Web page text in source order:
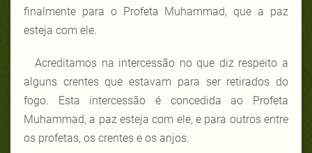
finalmente para o Profeta Muhammad, que a paz
esteja com ele.
Acreditamos na intercessão no que diz respeito a
alguns crentes que estavam para ser retirados do
fogo. Esta intercessão é concedida ao Profeta
Muhammad, a paz esteja com ele, e para outros entre
os profetas, os crentes e os anjos.